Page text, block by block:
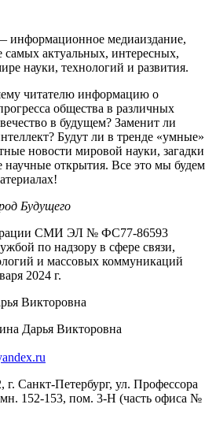
информационное медиаиздание,
самых актуальных, интересных,
науки, технологий и развития.
читателю информацию о
общества в различных
в будущем? Заменит ли
Будут ли в тренде «умные»
новости мировой науки, загадки
научные открытия. Все это мы будем
Будущего
СМИ ЭЛ № ФС77-86593
по надзору в сфере связи,
и массовых коммуникаций
2024 г.
Викторовна
Дарья Викторовна
г. Санкт-Петербург, ул. Профессора
152-153, пом. 3-Н (часть офиса №